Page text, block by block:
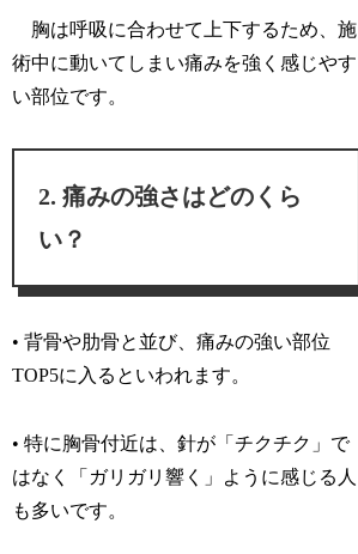
胸は呼吸に合わせて上下するため、施
術中に動いてしまい痛みを強く感じやす
い部位です。
痛みの強さはどのくら
い？
• 背骨や肋骨と並び、痛みの強い部位
TOP5に入るといわれます。
• 特に胸骨付近は、針が「チクチク」で
はなく「ガリガリ響く」ように感じる人
も多いです。